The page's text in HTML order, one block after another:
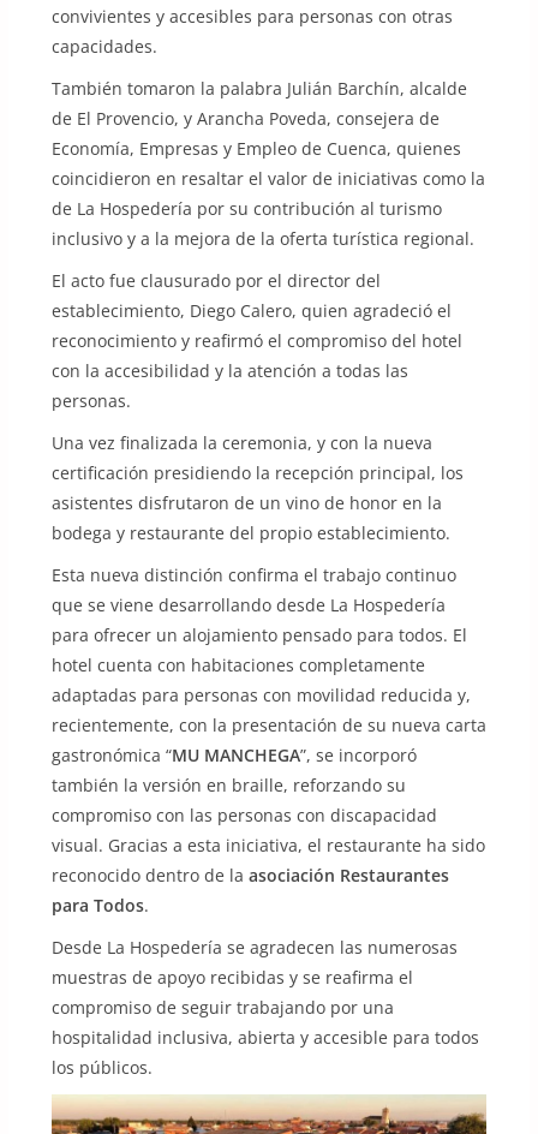
convivientes y accesibles para personas con otras
capacidades.
También tomaron la palabra Julián Barchín, alcalde
de El Provencio, y Arancha Poveda, consejera de
Economía, Empresas y Empleo de Cuenca, quienes
coincidieron en resaltar el valor de iniciativas como la
de La Hospedería por su contribución al turismo
inclusivo y a la mejora de la oferta turística regional.
El acto fue clausurado por el director del
establecimiento, Diego Calero, quien agradeció el
reconocimiento y reafirmó el compromiso del hotel
con la accesibilidad y la atención a todas las
personas.
Una vez finalizada la ceremonia, y con la nueva
certificación presidiendo la recepción principal, los
asistentes disfrutaron de un vino de honor en la
bodega y restaurante del propio establecimiento.
Esta nueva distinción confirma el trabajo continuo
que se viene desarrollando desde La Hospedería
para ofrecer un alojamiento pensado para todos. El
hotel cuenta con habitaciones completamente
adaptadas para personas con movilidad reducida y,
recientemente, con la presentación de su nueva carta
gastronómica “MU MANCHEGA”, se incorporó
también la versión en braille, reforzando su
compromiso con las personas con discapacidad
visual. Gracias a esta iniciativa, el restaurante ha sido
reconocido dentro de la asociación Restaurantes
para Todos.
Desde La Hospedería se agradecen las numerosas
muestras de apoyo recibidas y se reafirma el
compromiso de seguir trabajando por una
hospitalidad inclusiva, abierta y accesible para todos
los públicos.